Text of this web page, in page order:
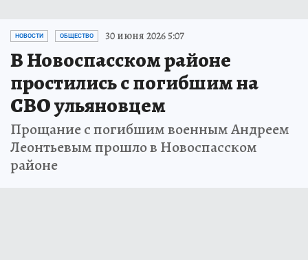
НОВОСТИ ОБЩЕСТВО 30 июня 2026 5:07
В Новоспасском районе
простились с погибшим на
СВО ульяновцем
Прощание с погибшим военным Андреем
Леонтьевым прошло в Новоспасском
районе